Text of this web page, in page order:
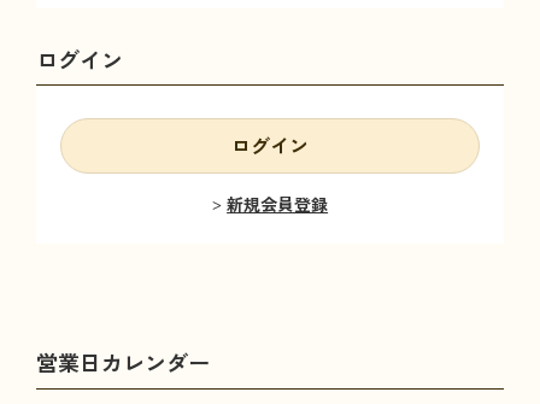
ログイン
ログイン
新規会員登録